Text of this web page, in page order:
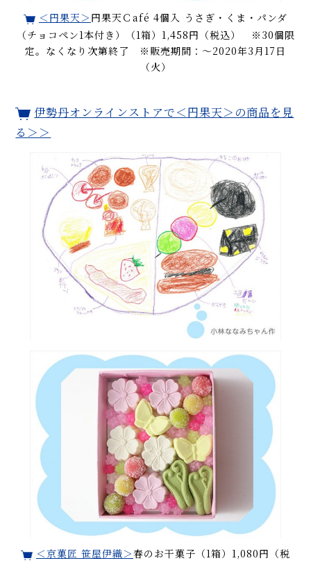
＜円果天＞ 円果天Ｃafé 4個入 うさぎ・くま・パンダ
（チョコペン1本付き）（1箱）1,458円（税込） ※30個限
定。なくなり次第終了 ※販売期間：〜2020年3月17日
（火）
伊勢丹オンラインストアで＜円果天＞の商品を見
る＞＞
＜京菓匠 笹屋伊織＞春のお干菓子（1箱）1,080円（税